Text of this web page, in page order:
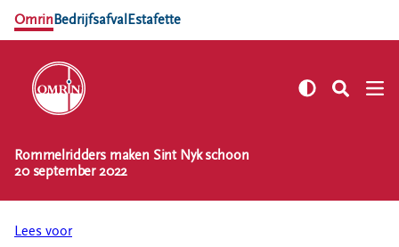
OmrinBedrijfsafval Estafette
NL EN
Zelf regelen
Afvalkalender
Rommelridders maken Sint Nyk schoon
20 september 2022
Lees voor